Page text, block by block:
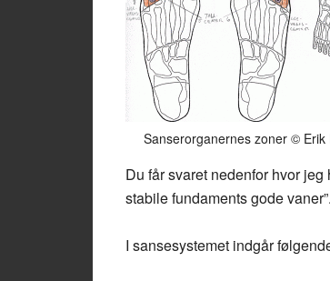
Sanserorganernes zoner © Erik
Du får svaret nedenfor hvor
stabile fundaments gode vaner”.
I sansesystemet indgår